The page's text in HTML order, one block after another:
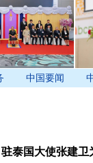
中国要闻
驻泰国大使张建卫